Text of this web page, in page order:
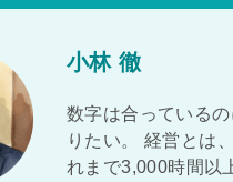
小林 徹
数字は合っている
りたい。 経営とは
れまで3,000時間以